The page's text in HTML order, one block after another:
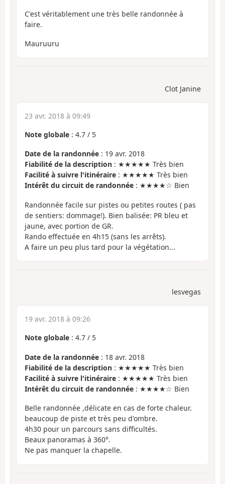
C'est véritablement une très belle randonnée à
faire.
Mauruuru
Clot Janine
23 avr. 2018 à 09:49
Note globale : 4.7 / 5
Date de la randonnée : 19 avr. 2018
Fiabilité de la description : ★★★★★ Très bien
Facilité à suivre l'itinéraire : ★★★★★ Très bien
Intérêt du circuit de randonnée : ★★★★☆ Bien
Randonnée facile sur pistes ou petites routes ( pas
de sentiers: dommage!). Bien balisée: PR bleu et
jaune, avec portion de GR.
Rando effectuée en 4h15 (sans les arrêts).
A faire un peu plus tard pour la végétation...
lesvegas
19 avr. 2018 à 09:26
Note globale : 4.7 / 5
Date de la randonnée : 18 avr. 2018
Fiabilité de la description : ★★★★★ Très bien
Facilité à suivre l'itinéraire : ★★★★★ Très bien
Intérêt du circuit de randonnée : ★★★★☆ Bien
Belle randonnée ,délicate en cas de forte chaleur.
beaucoup de piste et très peu d'ombre.
4h30 pour un parcours sans difficultés.
Beaux panoramas à 360°.
Ne pas manquer la chapelle.